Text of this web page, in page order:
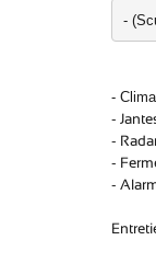
-
-
-
-
-
-